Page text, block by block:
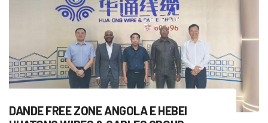
DANDE FREE ZONE ANGOLA E HEBEI